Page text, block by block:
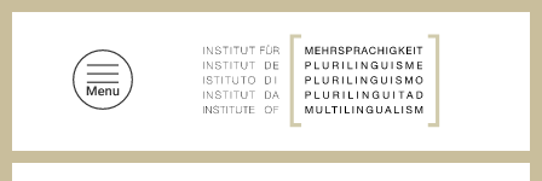
D